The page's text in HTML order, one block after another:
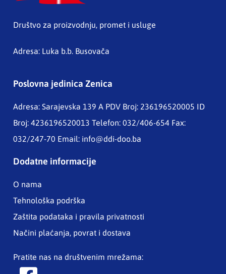
Društvo za proizvodnju, promet i usluge
Adresa: Luka b.b. Busovača
Poslovna jedinica Zenica
Adresa: Sarajevska 139 A PDV Broj: 236196520005 ID
Broj: 4236196520013 Telefon: 032/406-654 Fax:
032/247-70 Email: info@ddi-doo.ba
Dodatne informacije
O nama
Tehnološka podrška
Zaštita podataka i pravila privatnosti
Načini plaćanja, povrat i dostava
Pratite nas na društvenim mrežama: